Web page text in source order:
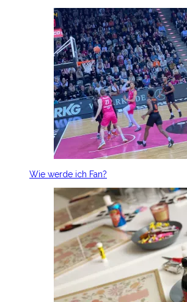
Wie werde ich Fan?